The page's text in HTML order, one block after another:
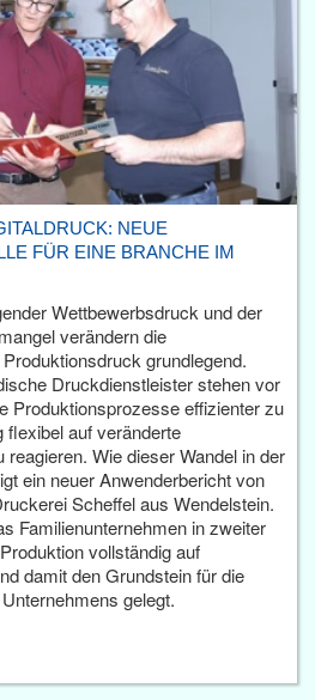
NEUE
FÜR EINE BRANCHE IM
Wettbewerbsdruck und der
verändern die
grundlegend.
Druckdienstleister stehen vor
Produktionsprozesse effizienter zu
flexibel auf veränderte
reagieren. Wie dieser Wandel in der
ein neuer Anwenderbericht von
Scheffel aus Wendelstein.
Familienunternehmen in zweiter
vollständig auf
damit den Grundstein für die
gelegt.